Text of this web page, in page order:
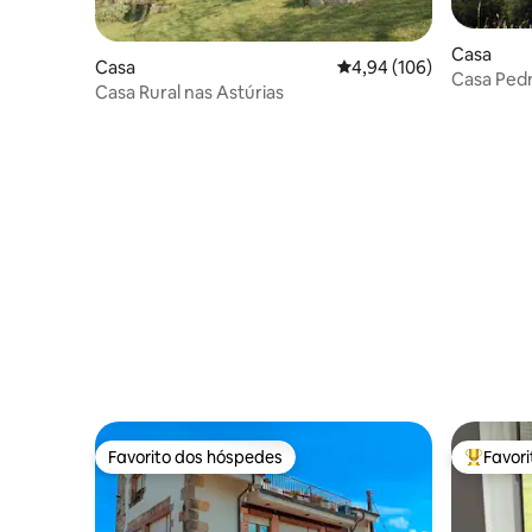
Casa Classificação média de
4,94 (106)
Casa Rural nas Astúrias
Casa
Casa
Favorito dos hóspedes
Favorito dos hóspedes